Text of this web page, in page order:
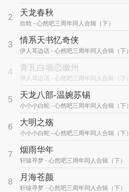
2 天龙春秋
欣晗 - 心然吧三周年同人合辑（下）
3 情系天书忆奇侠
伊人耳边话 - 心然吧三周年同人合辑（下）
4 青瓦白墙恋徽州
伊人耳边话 - 心然吧三周年同人合辑（下）
5 天龙八部-温婉苏锡
小小小白蛇 - 心然吧三周年同人合辑（下）
6 大明之殇
小小小白蛇 - 心然吧三周年同人合辑（下）
7 烟雨华年
轩辕寻梦 - 心然吧三周年同人合辑（下）
8 月海苍颜
轩辕寻梦 - 心然吧三周年同人合辑（下）